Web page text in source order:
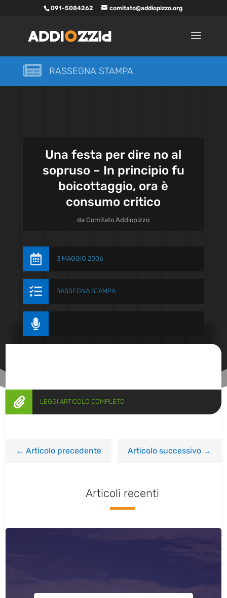
091-5084262 comitato@addiopizzo.org
 RASSEGNA STAMPA
Una festa per dire no al
sopruso – In principio fu
boicottaggio, ora è
consumo critico
daComitato Addiopizzo
 3 MAGGIO 2006
 RASSEGNA STAMPA

 LEGGI ARTICOLO COMPLETO
←Articolo precedente Articolo successivo→
Articoli recenti